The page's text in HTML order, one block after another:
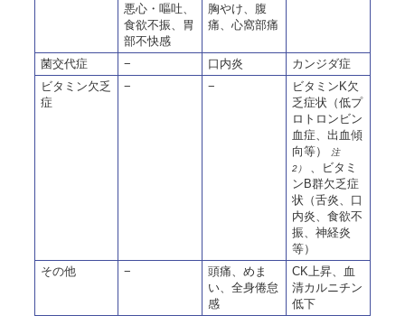
悪心・嘔吐、
食欲不振、胃
部不快感
胸やけ、腹
痛、心窩部痛
菌交代症 − 口内炎
カンジダ症
ビタミン欠乏
症
− −
ビタミンK欠
乏症状（低プ
ロトロンビン
血症、出血傾
向等）
注
2）
、ビタミ
ンB群欠乏症
状（舌炎、口
内炎、食欲不
振、神経炎
等）
その他
−
頭痛、めま
い、全身倦怠
感
CK上昇、血
清カルニチン
低下